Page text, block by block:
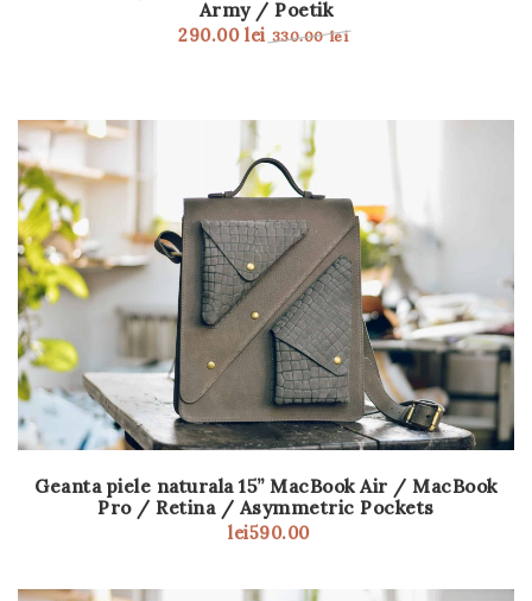
Army / Poetik
290.00 lei 330.00 lei
Geanta piele naturala 15” MacBook Air / MacBook
Pro / Retina / Asymmetric Pockets
lei590.00